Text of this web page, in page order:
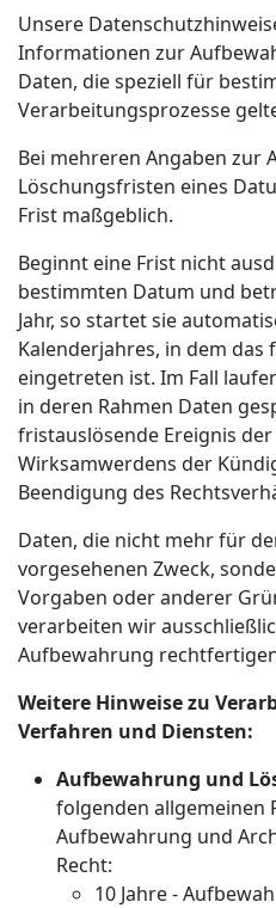
Unsere
Informationen zur
Daten, die speziell für
Verarbeitungsprozesse
Bei mehreren Angaben zur
Löschungsfristen eines
Frist maßgeblich.
Beginnt eine Frist nicht
bestimmten Datum und
Jahr, so startet sie
Kalenderjahres, in dem das
eingetreten ist. Im Fall
in deren Rahmen Daten
fristauslösende Ereignis
Wirksamwerdens der
Beendigung des
Daten, die nicht mehr für
vorgesehenen Zweck,
Vorgaben oder anderer
verarbeiten wir
Aufbewahrung
Weitere Hinweise zu
Verfahren und Diensten:
Aufbewahrung und
folgenden allgemeinen
Aufbewahrung und
Recht:
10 Jahre -